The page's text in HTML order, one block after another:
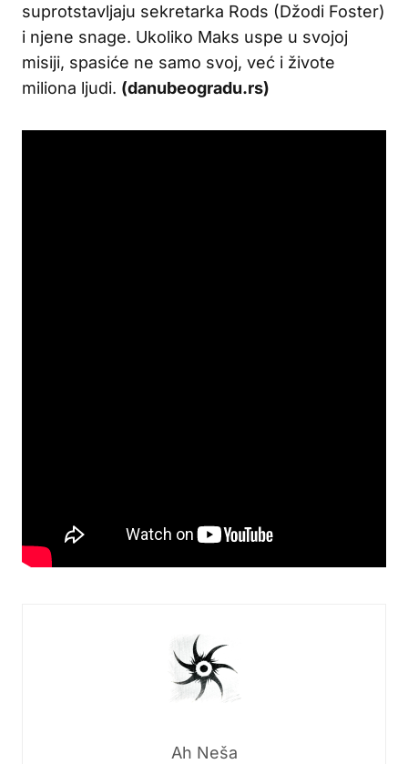
suprotstavljaju sekretarka Rods (Džodi Foster)
i njene snage. Ukoliko Maks uspe u svojoj
misiji, spasiće ne samo svoj, već i živote
miliona ljudi. (danubeogradu.rs)
Ah Neša